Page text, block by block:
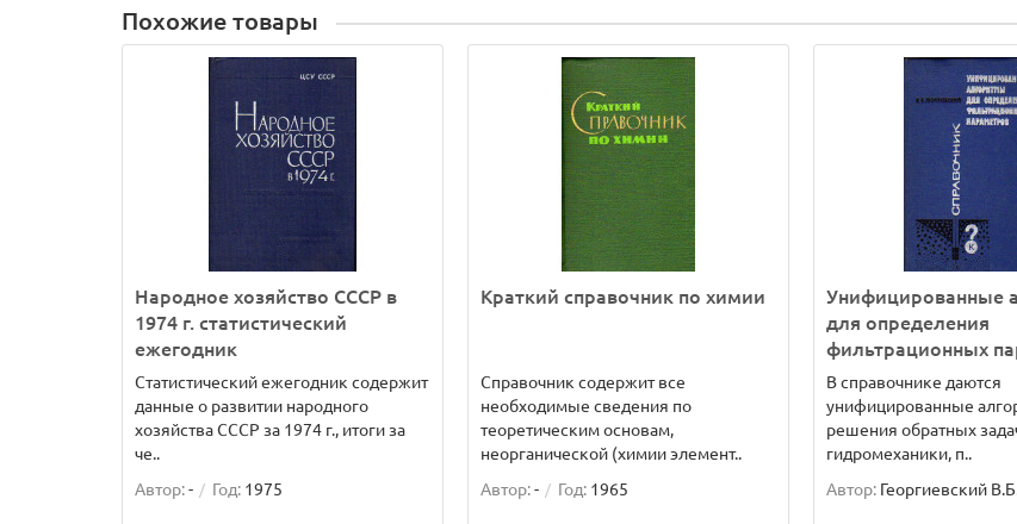
Похожие товары
Народное хозяйство СССР в
1974 г. статистический
ежегодник
Статистический ежегодник содержит
данные о развитии народного
хозяйства СССР за 1974 г., итоги за
че..
Автор:- Год: 1975
Краткий справочник по химии
Справочник содержит все
необходимые сведения по
теоретическим основам,
неорганической (химии элемент..
Автор:- Год: 1965
Унифицированные
для определения
фильтрационных
В справочнике даются
унифицированные
решения обратных
гидромеханики, п..
Автор: Георгиевский